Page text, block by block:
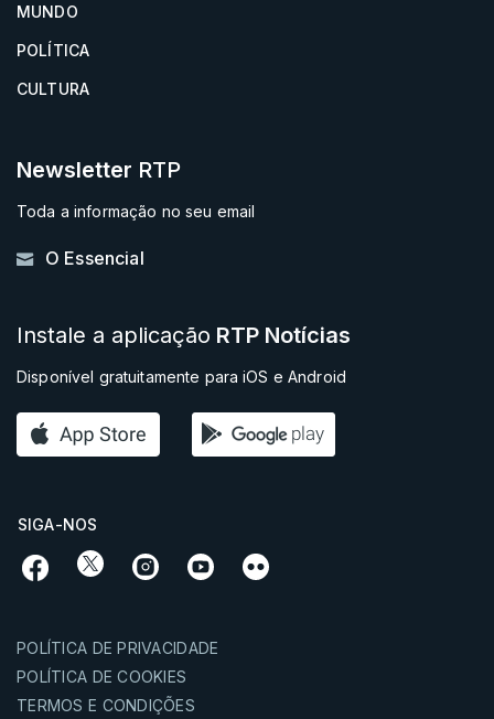
MUNDO
POLÍTICA
CULTURA
Newsletter RTP
Toda a informação no seu email
O Essencial
Instale a aplicação RTP Notícias
Disponível gratuitamente para iOS e Android
SIGA-NOS
POLÍTICA DE PRIVACIDADE
POLÍTICA DE COOKIES
TERMOS E CONDIÇÕES